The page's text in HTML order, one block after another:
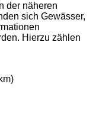
der näheren
sich Gewässer,
Hierzu zählen